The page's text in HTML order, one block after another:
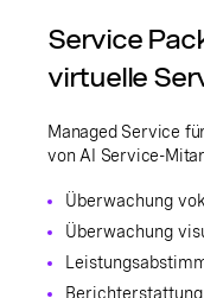
Service
virtuelle
Managed Service
von AI Service-
Überwachung
Überwachung